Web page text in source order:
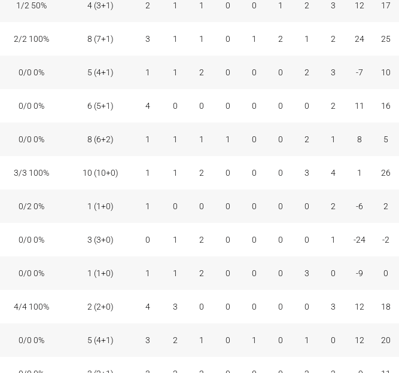
1/2 50% 4 (3+1) 2 1 1 0 0 1 2 3 12 17
2/2 100% 8 (7+1) 3 1 1 0 1 2 1 2 24 25
0/0 0% 5 (4+1) 1 1 2 0 0 0 2 3 -7 10
0/0 0% 6 (5+1) 4 0 0 0 0 0 0 2 11 16
0/0 0% 8 (6+2) 1 1 1 1 0 0 2 1 8 5
3/3 100% 10 (10+0) 1 1 2 0 0 0 3 4 1 26
0/2 0% 1 (1+0) 1 0 0 0 0 0 0 2 -6 2
0/0 0% 3 (3+0) 0 1 2 0 0 0 0 1 -24 -2
0/0 0% 1 (1+0) 1 1 2 0 0 0 3 0 -9 0
4/4 100% 2 (2+0) 4 3 0 0 0 0 0 3 12 18
0/0 0% 5 (4+1) 3 2 1 0 1 0 1 0 12 20